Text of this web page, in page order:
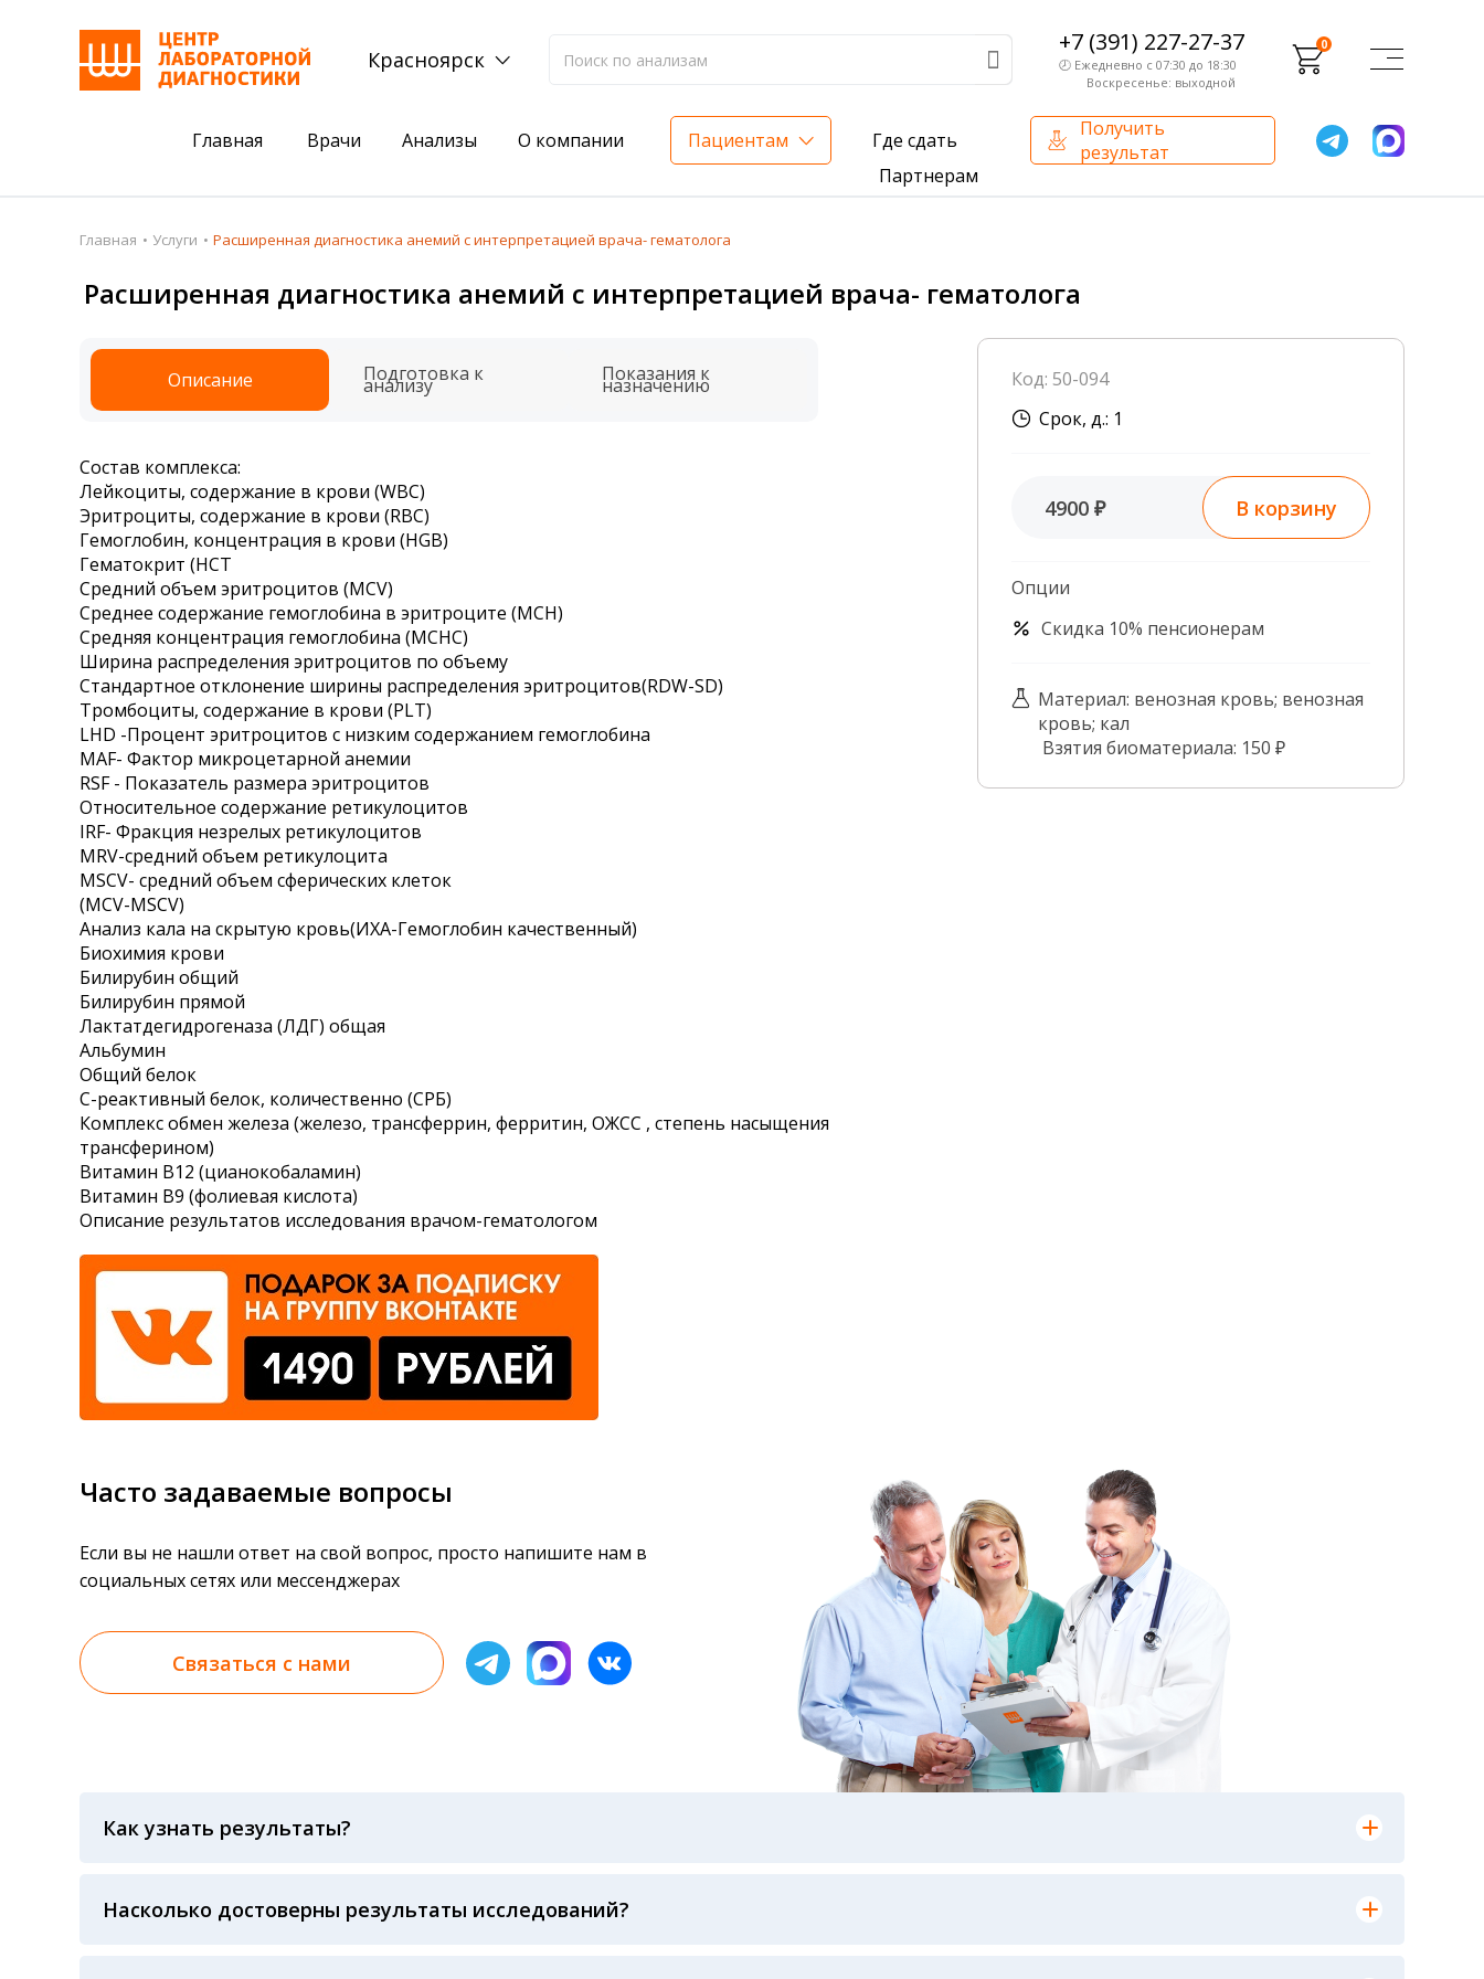
Красноярск
+7 (391) 227-27-37
🕗 Ежедневно с 07:30 до 18:30
Воскресенье: выходной
0
Главная Врачи Анализы О компании Пациентам
Где сдать
Партнерам
Получить
результат
Пациентам
Акции
Подготовка к анализам
Получить результаты
Налоговый вычет
Где сдать
Время работы
Акции
Комплексный анализ на жирорастворимые витамины — всего 3 999 ₽
Сдать клеща на анализ для проверки на наличие инфекций
Сертификаты и лицензии
Внутренний аудит
Сотрудники лаборатории
Главная Услуги Расширенная диагностика анемий с интерпретацией врача- гематолога
Расширенная диагностика анемий с интерпретацией врача- гематолога
Описание Подготовка к
анализу Показания к
назначению
Состав комплекса:
Лейкоциты, содержание в крови (WBC)
Эритроциты, содержание в крови (RBC)
Гемоглобин, концентрация в крови (HGB)
Гематокрит (HCT
Средний объем эритроцитов (MCV)
Среднее содержание гемоглобина в эритроците (MCH)
Cредняя концентрация гемоглобина (MCHC)
Ширина распределения эритроцитов по объему
Стандартное отклонение ширины распределения эритроцитов(RDW-SD)
Тромбоциты, содержание в крови (PLT)
LHD -Процент эритроцитов с низким содержанием гемоглобина
MAF- Фактор микроцетарной анемии
RSF - Показатель размера эритроцитов
Относительное содержание ретикулоцитов
IRF- Фракция незрелых ретикулоцитов
MRV-средний объем ретикулоцита
MSCV- средний объем сферических клеток
(MCV-MSCV)
Анализ кала на скрытую кровь(ИХА-Гемоглобин качественный)
Биохимия крови
Билирубин общий
Билирубин прямой
Лактатдегидрогеназа (ЛДГ) общая
Альбумин
Общий белок
С-реактивный белок, количественно (СРБ)
Комплекс обмен железа (железо, трансферрин, ферритин, ОЖСС , степень насыщения
трансферином)
Витамин В12 (цианокобаламин)
Витамин B9 (фолиевая кислота)
Описание результатов исследования врачом-гематологом
Код: 50-094
Срок, д.: 1
4900 ₽ В корзину
Опции
Скидка 10% пенсионерам
Материал: венозная кровь; венозная
кровь; кал
Взятия биоматериала: 150 ₽
Часто задаваемые вопросы
Если вы не нашли ответ на свой вопрос, просто напишите нам в
социальных сетях или мессенджерах
Связаться с нами
Как узнать результаты?
анализов при предъявлении паспорта или чека об оплате
Насколько достоверны результаты исследований?
Гарантия качества лабораторных тестов обеспечивается соблюдением международных стандартов выполнения лабораторных исследований и